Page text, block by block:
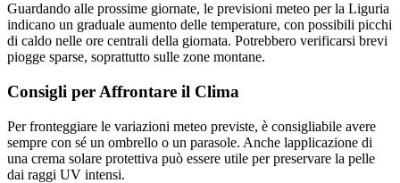
Guardando alle prossime giornate, le previsioni meteo per la Liguria
indicano un graduale aumento delle temperature, con possibili picchi
di caldo nelle ore centrali della giornata. Potrebbero verificarsi brevi
piogge sparse, soprattutto sulle zone montane.
Consigli per Affrontare il Clima
Per fronteggiare le variazioni meteo previste, è consigliabile avere
sempre con sé un ombrello o un parasole. Anche lapplicazione di
una crema solare protettiva può essere utile per preservare la pelle
dai raggi UV intensi.